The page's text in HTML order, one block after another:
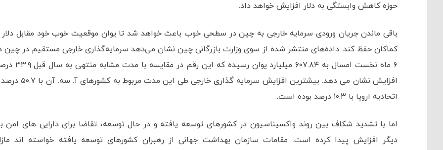
حوزه کاهش وابستگی به دلار افزایش خواهد داد.
باقی ماندن جریان ورودی سرمایه خارجی به چین در سطحی خوب باعث خواهد شد تا یوان موقعیت خوب خود مقابل دلار
کماکان حفظ کند. داده‌های منتشر شده از سوی وزارت بازرگانی چین نشان می‌دهد سرمایه‌گذاری خارجی مستقیم در چین
۶ ماه نخست امسال به ۶۰۷.۸۴ میلیارد یوان رسیده که این رقم در
افزایش نشان می دهد. بیشترین افزایش سرمایه گذاری خارجی طی این مدت مربوط به
اتحادیه اروپا با ۱۰.۳ درصد بوده است.
اما با تشدید شکاف بین روند واکسیناسیون در کشورهای توسعه یافته و در حال توسعه، تقاضا برای دارایی های امن
دیگر افزایش پیدا کرده است. مقامات سازمان بهداشت جهانی از رهبران کشورهای توسعه یافته خواسته اند